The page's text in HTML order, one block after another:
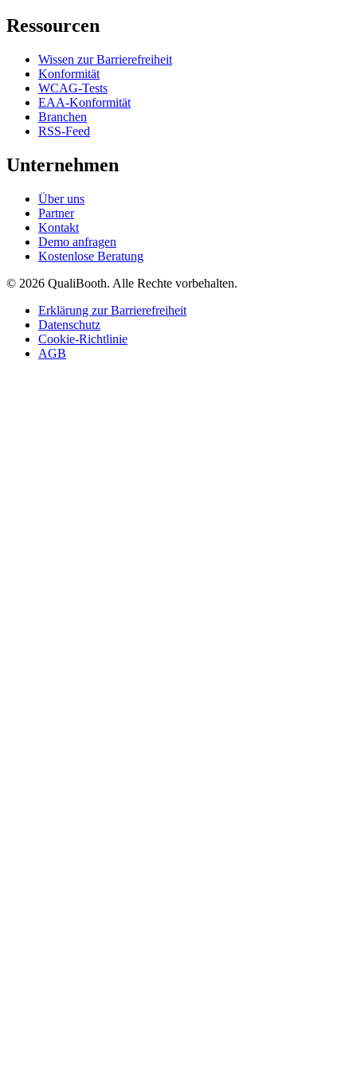
Ressourcen
Wissen zur Barrierefreiheit
Konformität
WCAG-Tests
EAA-Konformität
Branchen
RSS-Feed
Unternehmen
Über uns
Partner
Kontakt
Demo anfragen
Kostenlose Beratung
© 2026 QualiBooth. Alle Rechte vorbehalten.
Erklärung zur Barrierefreiheit
Datenschutz
Cookie-Richtlinie
AGB